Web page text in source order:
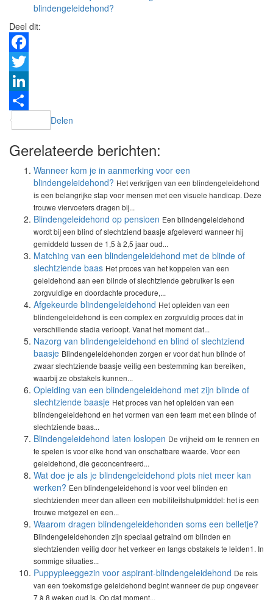
blindengeleidehond?
Deel dit:
Facebook
Twitter
LinkedIn
Delen
Gerelateerde berichten:
Wanneer kom je in aanmerking voor een
blindengeleidehond? Het verkrijgen van een blindengeleidehond
is een belangrijke stap voor mensen met een visuele handicap. Deze
trouwe viervoeters dragen bij...
Blindengeleidehond op pensioen Een blindengeleidehond
wordt bij een blind of slechtziend baasje afgeleverd wanneer hij
gemiddeld tussen de 1,5 à 2,5 jaar oud...
Matching van een blindengeleidehond met de blinde of
slechtziende baas Het proces van het koppelen van een
geleidehond aan een blinde of slechtziende gebruiker is een
zorgvuldige en doordachte procedure,...
Afgekeurde blindengeleidehond Het opleiden van een
blindengeleidehond is een complex en zorgvuldig proces dat in
verschillende stadia verloopt. Vanaf het moment dat...
Nazorg van blindengeleidehond en blind of slechtziend
baasje Blindengeleidehonden zorgen er voor dat hun blinde of
zwaar slechtziende baasje veilig een bestemming kan bereiken,
waarbij ze obstakels kunnen...
Opleiding van een blindengeleidehond met zijn blinde of
slechtziende baasje Het proces van het opleiden van een
blindengeleidehond en het vormen van een team met een blinde of
slechtziende baas...
Blindengeleidehond laten loslopen De vrijheid om te rennen en
te spelen is voor elke hond van onschatbare waarde. Voor een
geleidehond, die geconcentreerd...
Wat doe je als je blindengeleidehond plots niet meer kan
werken? Een blindengeleidehond is voor veel blinden en
slechtzienden meer dan alleen een mobiliteitshulpmiddel: het is een
trouwe metgezel en een...
Waarom dragen blindengeleidehonden soms een belletje?
Blindengeleidehonden zijn speciaal getraind om blinden en
slechtzienden veilig door het verkeer en langs obstakels te leiden1. In
sommige situaties...
Puppypleeggezin voor aspirant-blindengeleidehond De reis
van een toekomstige geleidehond begint wanneer de pup ongeveer
7 à 8 weken oud is. Op dat moment...